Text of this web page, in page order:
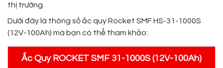
thị trường.
Dưới đây là thông số ắc quy Rocket SMF HS-31-1000S
(12V-100Ah) mà bạn có thể tham khảo:
Ắc Quy ROCKET SMF 31-1000S (12V-100Ah)